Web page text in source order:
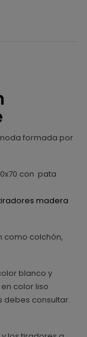
formada por
con pata
madera
como colchón,
blanco y
color liso
debes consultar.